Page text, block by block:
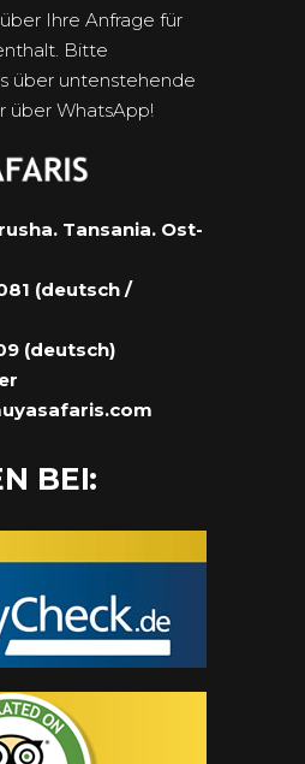
Ihre Anfrage für
Bitte
über untenstehende
über WhatsApp!
Tansania. Ost-
(deutsch /
(deutsch)
BEI: